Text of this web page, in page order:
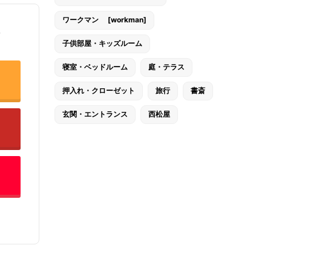
ワークマン [workman]
子供部屋・キッズルーム
寝室・ベッドルーム 庭・テラス
押入れ・クローゼット 旅行 書斎
玄関・エントランス 西松屋